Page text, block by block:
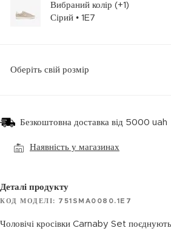
Вибраний колір (+1)
Сірий • 1E7
Оберіть свій розмір
Безкоштовна доставка від 5000 uah
Наявність у магазинах
Деталі продукту
КОД МОДЕЛІ: 751SMA0080.1E7
Чоловічі кросівки Carnaby Set